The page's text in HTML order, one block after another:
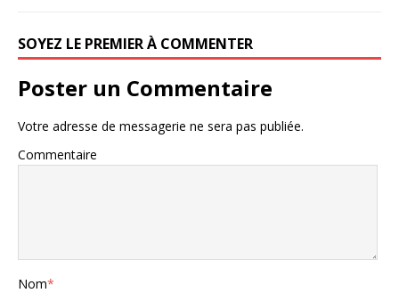
SOYEZ LE PREMIER À COMMENTER
Poster un Commentaire
Votre adresse de messagerie ne sera pas publiée.
Commentaire
Nom*